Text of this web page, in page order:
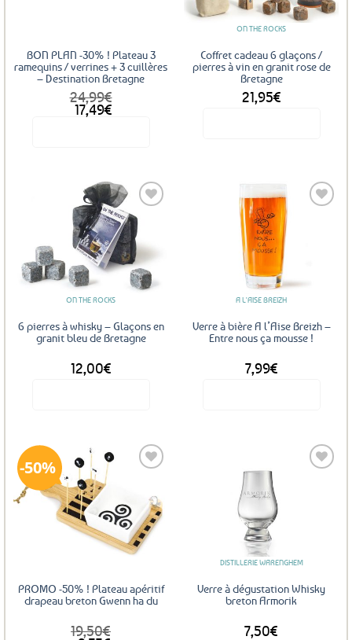
BON PLAN -30% ! Plateau 3
ramequins / verrines + 3 cuillères
– Destination Bretagne
24,99€
Le
prix
17,49€
Le
prix
ON THE ROCKS
Coffret cadeau 6 glaçons /
pierres à vin en granit rose de
Bretagne
21,95€
Ajouter
favoris
ON THE ROCKS
6 pierres à whisky – Glaçons en
granit bleu de Bretagne
12,00€
A L'AISE BREIZH
Verre à bière A l’Aise Breizh –
Entre nous ça mousse !
7,99€
50%
Ajouter
aux
favoris
PROMO -50% ! Plateau apéritif
drapeau breton Gwenn ha du
19,50€
DISTILLERIE WARENGHEM
Verre à dégustation Whisky
breton Armorik
7,50€